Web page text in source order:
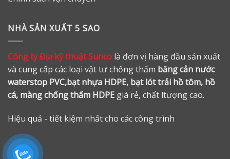
NHÀ SẢN XUẤT 5 SAO
Công ty Địa kỹ thuật Sunco là đơn vị hàng đầu sản xuất
và cung cấp các loại vật tư chống thấm băng cản nước
waterstop PVC,bạt nhựa HDPE, bạt lót trải hồ tôm, hồ
cá, màng chống thấm HDPE giá rẻ, chất ltượng cao.
Hiệu quả - tiết kiệm nhất cho các công trình